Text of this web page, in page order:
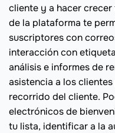
cliente y a hacer
de la plataforma te
suscriptores con
interacción con
análisis e informes de
asistencia a los
recorrido del cliente.
electrónicos de
tu lista, identificar a la